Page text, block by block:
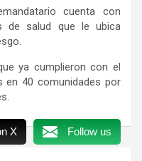
cuenta con
de salud que le ubica
ya cumplieron con el
en 40 comunidades por
X Follow us